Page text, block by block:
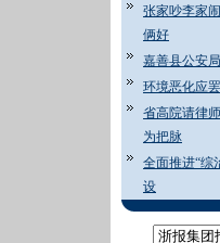
张家吵李家
俩好
嘉善县公安
环境恶化应
省高院请律
为把脉
全面推进“综
设